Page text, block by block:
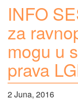
INFO
za
mogu u
prava
2 Juna, 2016